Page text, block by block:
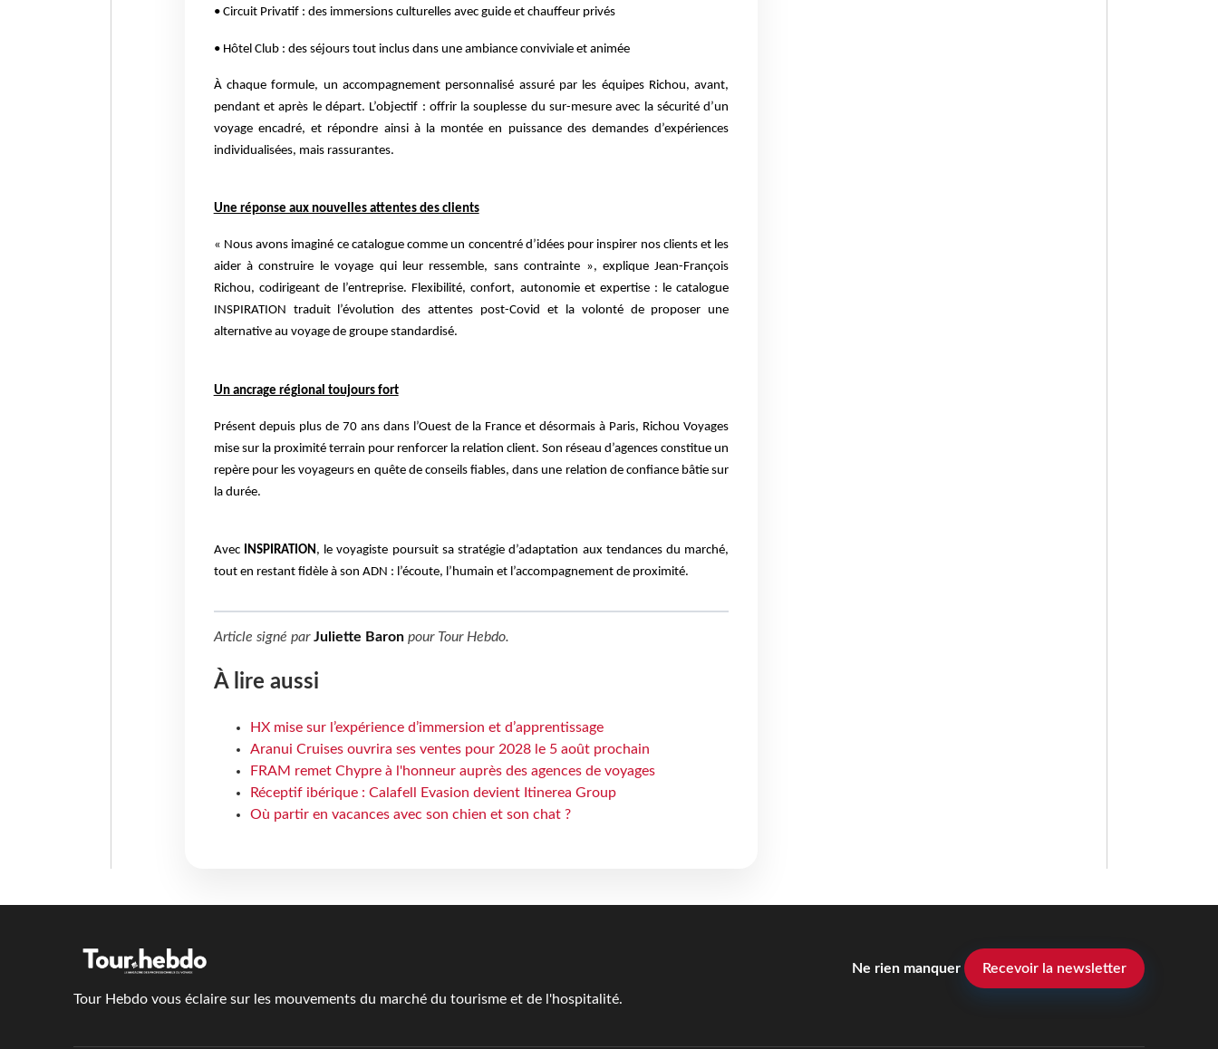
• Circuit Privatif : des immersions culturelles avec guide et chauffeur privés
• Hôtel Club : des séjours tout inclus dans une ambiance conviviale et animée
À chaque formule, un accompagnement personnalisé assuré par les équipes Richou, avant,
pendant et après le départ. L’objectif : offrir la souplesse du sur-mesure avec la sécurité d’un
voyage encadré, et répondre ainsi à la montée en puissance des demandes d’expériences
individualisées, mais rassurantes.
Une réponse aux nouvelles attentes des clients
« Nous avons imaginé ce catalogue comme un concentré d’idées pour inspirer nos clients et les
aider à construire le voyage qui leur ressemble, sans contrainte », explique Jean-François
Richou, codirigeant de l’entreprise. Flexibilité, confort, autonomie et expertise : le catalogue
INSPIRATION traduit l’évolution des attentes post-Covid et la volonté de proposer une
alternative au voyage de groupe standardisé.
Un ancrage régional toujours fort
Présent depuis plus de 70 ans dans l’Ouest de la France et désormais à Paris, Richou Voyages
mise sur la proximité terrain pour renforcer la relation client. Son réseau d’agences constitue un
repère pour les voyageurs en quête de conseils fiables, dans une relation de confiance bâtie sur
la durée.
AvecINSPIRATION, le voyagiste poursuit sa stratégie d’adaptation aux tendances du marché,
tout en restant fidèle à son ADN : l’écoute, l’humain et l’accompagnement de proximité.
Article signé parJuliette Baronpour Tour Hebdo.
À lire aussi
HX mise sur l’expérience d’immersion et d’apprentissage
Aranui Cruises ouvrira ses ventes pour 2028 le 5 août prochain
FRAM remet Chypre à l'honneur auprès des agences de voyages
Réceptif ibérique : Calafell Evasion devient Itinerea Group
Où partir en vacances avec son chien et son chat ?
Tour Hebdo vous éclaire sur les mouvements du marché du tourisme et de l'hospitalité.
Ne rien manquer Recevoir la newsletter